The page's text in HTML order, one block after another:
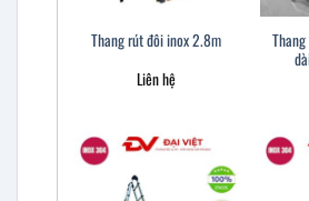
Thang rút đôi inox 2.8m
Liên hệ